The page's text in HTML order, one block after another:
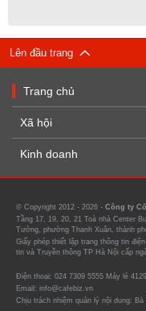
Lên đầu trang
Trang chủ
Xã hội
Kinh doanh
© Copyright 2012 - 2026 - Công ty
Tầng 17, 19, 20, 21 Toà nhà Center
Tưởng, phường Thanh Xuân, thành
Giấy phép thiết lập trang thông tin
tin và Truyền thông TP Hà Nội cấp
Điện thoại: 024 7309 5555 Máy lẻ
Email: info@cafebiz.vn
Chịu trách nhiệm quản lý nội dung: